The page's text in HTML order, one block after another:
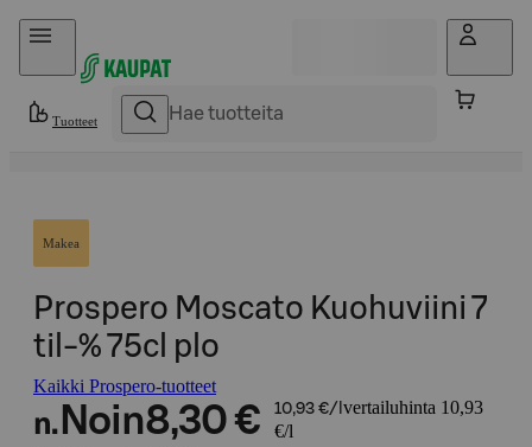
Hyppää sisältöön
Tuotteet
Makea
Prospero Moscato Kuohuviini 7
til-% 75cl plo
Kaikki Prospero-tuotteet
n. Noin8,30 € 10,93 €/l vertailuhinta 10,93
€/l